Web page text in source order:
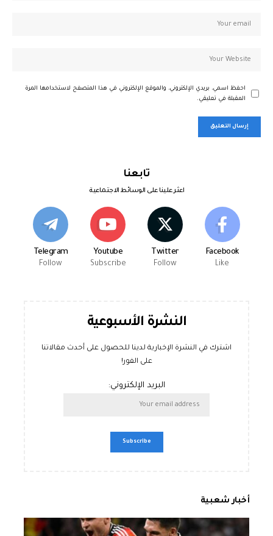
احفظ اسمي، بريدي الإلكتروني، والموقع الإلكتروني في هذا المتصفح لاستخدامها المرة
المقبلة في تعليقي.
تابعنا
اعثر علينا على الوسائط الاجتماعية
Facebook
Like
Twitter
Follow
Youtube
Subscribe
Telegram
Follow
النشرة الأسبوعية
اشترك في النشرة الإخبارية لدينا للحصول على أحدث مقالاتنا
على الفور!
البريد الإلكتروني:
أخبار شعبية